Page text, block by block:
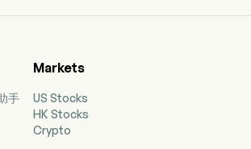
品的客户管理政策变化、应对监
险。公司的公共政策情报产品
器（EU Issue Tracker），为欧
，以及专业服务，使客户能够
家。公司提供倡导平台
手
Markets
US Stocks
HK Stocks
Crypto